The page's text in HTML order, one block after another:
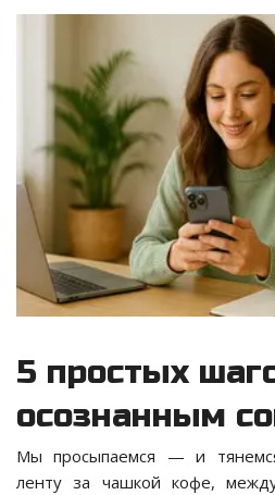
5 простых
осознанным
Мы просыпаемся — и
ленту за чашкой кофе,